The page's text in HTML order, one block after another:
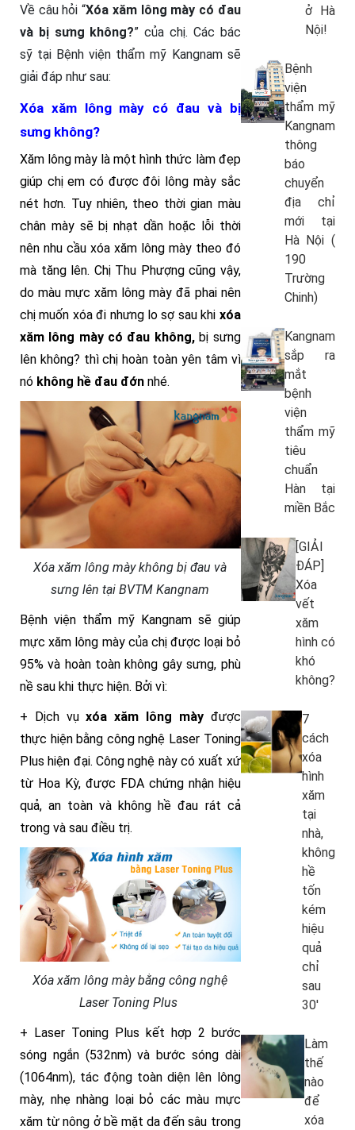
Về câu hỏi “Xóa xăm lông mày có đau
và bị sưng không?” của chị. Các bác
sỹ tại Bệnh viện thẩm mỹ Kangnam sẽ
giải đáp như sau:
Xóa xăm lông mày có đau và bị
sưng không?
Xăm lông mày là một hình thức làm đẹp
giúp chị em có được đôi lông mày sắc
nét hơn. Tuy nhiên, theo thời gian màu
chân mày sẽ bị nhạt dần hoặc lỗi thời
nên nhu cầu xóa xăm lông mày theo đó
mà tăng lên. Chị Thu Phượng cũng vậy,
do màu mực xăm lông mày đã phai nên
chị muốn xóa đi nhưng lo sợ sau khi xóa
xăm lông mày có đau không,bị sưng
lên không? thì chị hoàn toàn yên tâm vì
nó không hề đau đớn nhé.
Xóa xăm lông mày không bị đau và
sưng lên tại BVTM Kangnam
Bệnh viện thẩm mỹ Kangnam sẽ giúp
mực xăm lông mày của chị được loại bỏ
95% và hoàn toàn không gây sưng, phù
nề sau khi thực hiện. Bởi vì:
+ Dịch vụxóa xăm lông màyđược
thực hiện bằng công nghệ Laser Toning
Plus hiện đại. Công nghệ này có xuất xứ
từ Hoa Kỳ, được FDA chứng nhận hiệu
quả, an toàn và không hề đau rát cả
trong và sau điều trị.
Xóa xăm lông mày bằng công nghệ
Laser Toning Plus
+ Laser Toning Plus kết hợp 2 bước
sóng ngắn (532nm) và bước sóng dài
(1064nm), tác động toàn diện lên lông
mày, nhẹ nhàng loại bỏ các màu mực
xăm từ nông ở bề mặt da đến sâu trong
ở Hà
Nội!
Bệnh
viện
thẩm mỹ
Kangnam
thông
báo
chuyển
địa chỉ
mới tại
Hà Nội (
190
Trường
Chinh)
Kangnam
sắp ra
mắt
bệnh
viện
thẩm mỹ
tiêu
chuẩn
Hàn tại
miền Bắc
[GIẢI
ĐÁP]
Xóa
vết
xăm
hình có
khó
không?
7
cách
xóa
hình
xăm
tại
nhà,
không
hề
tốn
kém
hiệu
quả
chỉ
sau
30′
Làm
thế
nào
để
xóa